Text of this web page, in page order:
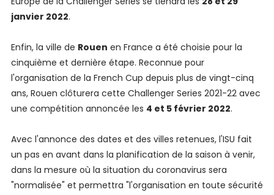
janvier 2022.
Enfin, la ville de Rouen en France a été choisie pour la
cinquième et dernière étape. Reconnue pour
l'organisation de la French Cup depuis plus de vingt-cinq
ans, Rouen clôturera cette Challenger Series 2021-22 avec
une compétition annoncée les 4 et 5 février 2022.
Avec l'annonce des dates et des villes retenues, l'ISU fait
un pas en avant dans la planification de la saison à venir,
dans la mesure où la situation du coronavirus sera
"normalisée" et permettra "l'organisation en toute sécurité